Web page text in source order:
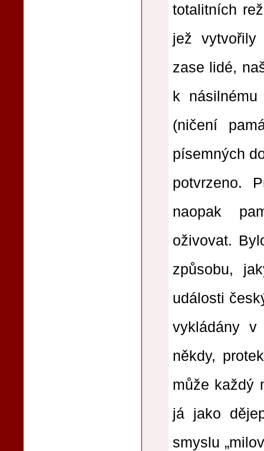
totalitních
jež vytvořily
zase lidé,
k
(ničení
písemných
potvrzeno.
naopak
oživovat.
způsobu,
události
vykládány v
někdy,
může každý
já jako
smyslu